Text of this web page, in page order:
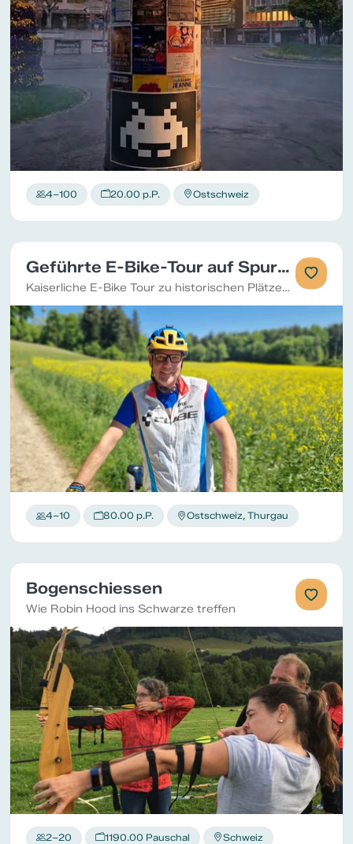
4–100 20.00 p.P. Ostschweiz
Geführte E-Bike-Tour auf Spuren Napoleon III am schönen Untersee
Kaiserliche E-Bike Tour zu historischen Plätzen ab Ermatingen
4–10 80.00 p.P. Ostschweiz, Thurgau
Bogenschiessen
Wie Robin Hood ins Schwarze treffen
2–20 1190.00 Pauschal Schweiz